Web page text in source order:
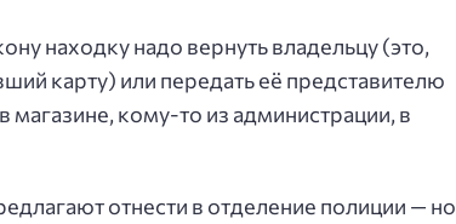
находку надо вернуть владельцу (это,
карту) или передать её представителю
кому-то из администрации, в
отнести в отделение полиции — но